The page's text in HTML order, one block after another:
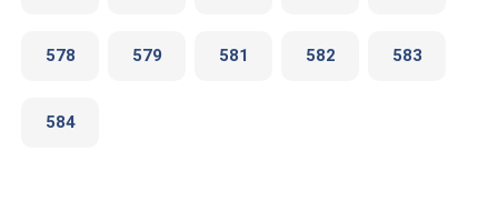
578 579 581 582 583
584